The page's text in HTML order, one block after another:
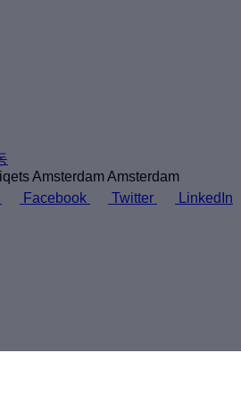
Amsterdam
Facebook Twitter LinkedIn